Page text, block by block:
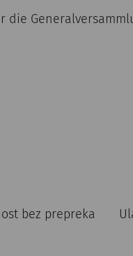
die
bez prepreka